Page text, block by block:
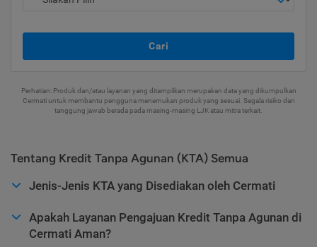
Cari
Perhatian: Produk dan/atau layanan yang ditampilkan merupakan data yang dikumpulkan
Cermati untuk membantu pengguna menemukan produk yang sesuai. Segala risiko dan
tanggung jawab berada pada masing-masing LJK atau mitra terkait.
Tentang Kredit Tanpa Agunan (KTA) Semua
Jenis-Jenis KTA yang Disediakan oleh Cermati
Apakah Layanan Pengajuan Kredit Tanpa Agunan di
Cermati Aman?